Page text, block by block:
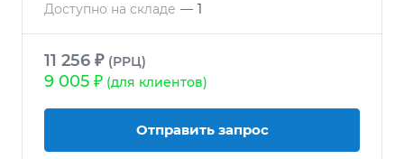
Доступно на складе — 1
11 256 ₽ (РРЦ)
9 005 ₽ (для клиентов)
Отправить запрос